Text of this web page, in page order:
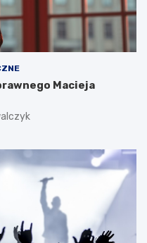
Macieja